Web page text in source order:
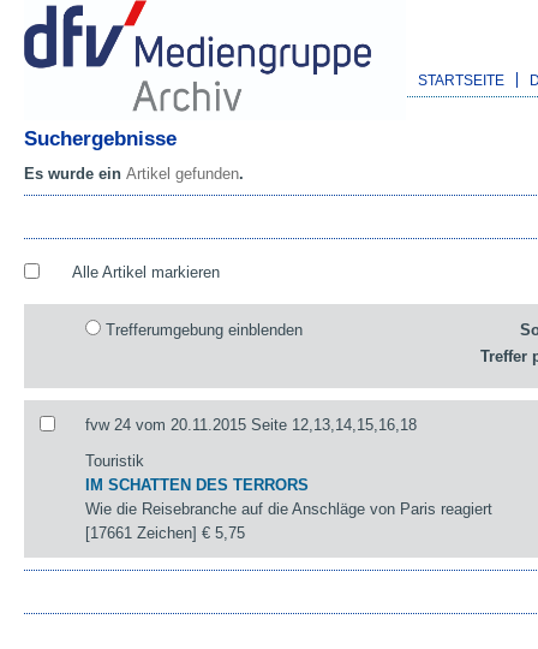
STARTSEITE
Suchergebnisse
Es wurde ein Artikel gefunden.
Alle Artikel markieren
Trefferumgebung einblenden
Treffer
fvw 24 vom 20.11.2015 Seite 12,13,14,15,16,18
Touristik
IM SCHATTEN DES TERRORS
Wie die Reisebranche auf die Anschläge von Paris reagiert
[17661 Zeichen]€ 5,75